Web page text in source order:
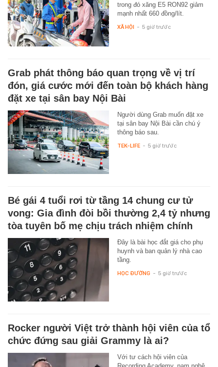
trong đó xăng E5 RON92 giảm
mạnh nhất 660 đồng/lít.
XÃ HỘI - 5 giờ trước
Grab phát thông báo quan trọng về vị trí
đón, giá cước mới đến toàn bộ khách hàng
đặt xe tại sân bay Nội Bài
Người dùng Grab muốn đặt xe
tại sân bay Nội Bài cần chú ý
thông báo sau.
TEK-LIFE - 5 giờ trước
Bé gái 4 tuổi rơi từ tầng 14 chung cư tử
vong: Gia đình đòi bồi thường 2,4 tỷ nhưng
tòa tuyên bố mẹ chịu trách nhiệm chính
Đây là bài học đắt giá cho phụ
huynh và ban quản lý nhà cao
tầng.
HỌC ĐƯỜNG - 5 giờ trước
Rocker người Việt trở thành hội viên của tổ
chức đứng sau giải Grammy là ai?
Với tư cách hội viên của